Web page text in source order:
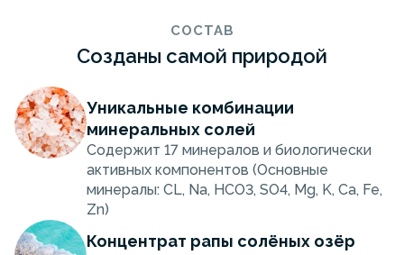
СОСТАВ
Созданы самой природой
Уникальные комбинации
минеральных солей
Содержит 17 минералов и биологически
активных компонентов (Основные
минералы: CL, Na, HCO3, SO4, Mg, K, Ca, Fe,
Zn)
Концентрат рапы солёных озёр